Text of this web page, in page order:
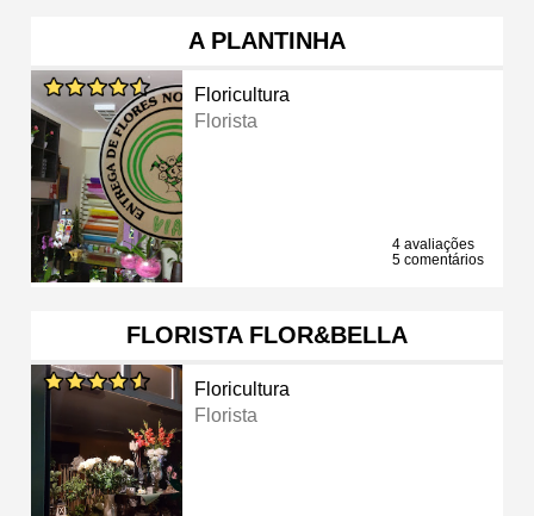
A PLANTINHA
Floricultura
Florista
4 avaliações
5 comentários
FLORISTA FLOR&BELLA
Floricultura
Florista